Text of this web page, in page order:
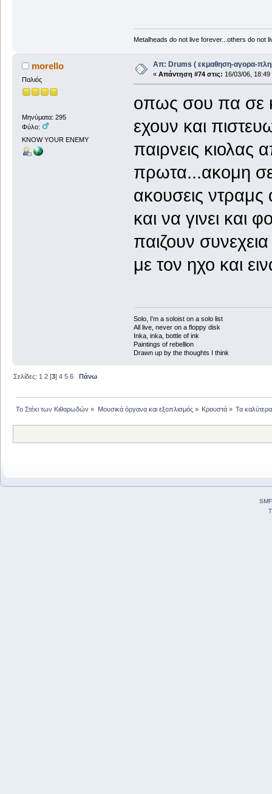
Metalheads do not live forever...others do not
morello
Παλιός
Μηνύματα: 295
Φύλο:
KNOW YOUR ENEMY
Απ: Drums ( εκμαθηση-αγορα-
« Απάντηση #74 στις: 16/03/06, 18:49
οπως σου πα σε
εχουν και
παιρνεις κιολας
πρωτα...ακομη σε
ακουσεις ντραμς
και να γινει και
παιζουν
με τον ηχο και
Solo, I'm a soloist on a solo list
All live, never on a floppy disk
Inka, inka, bottle of ink
Paintings of rebellion
Drawn up by the thoughts I think
Σελίδες: 1 2 [3]4 5 6 Πάνω
Το Στέκι των Κιθαρωδών » Μουσικά όργανα και εξοπλισμός» Κρουστά» Τα